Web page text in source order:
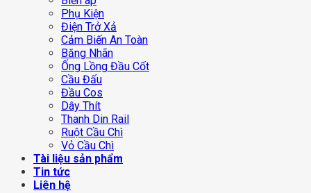
Phụ Kiện
Điện Trở Xả
Cảm Biến An Toàn
Băng Nhãn
Ống Lồng Đầu Cốt
Cầu Đấu
Đầu Cos
Dây Thít
Thanh Din Rail
Ruột Cầu Chì
Vỏ Cầu Chì
Tài liệu sản phẩm
Tin tức
Liên hệ